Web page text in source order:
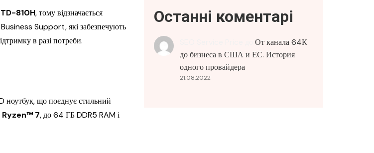
810H, тому відзначається
Business Support, які забезпечують
в разі потреби.
що поєднує стильний
Ryzen™ 7, до 64 ГБ DDR5 RAM і
Останні коментарі
От канала 64К
до бизнеса в США и ЕС. История
одного провайдера
21.08.2022